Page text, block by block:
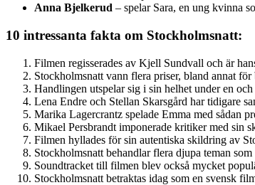
Anna Bjelkerud – spelar Sara, en ung kvinna
10 intressanta fakta om Stockholmsnatt:
Filmen regisserades av Kjell Sundvall och är
Stockholmsnatt vann flera priser, bland annat för
Handlingen utspelar sig i sin helhet under en
Lena Endre och Stellan Skarsgård har tidigare
Marika Lagercrantz spelade Emma med sådan
Mikael Persbrandt imponerade kritiker med sin
Filmen hyllades för sin autentiska skildring av
Stockholmsnatt behandlar flera djupa teman
Soundtracket till filmen blev också mycket
Stockholmsnatt betraktas idag som en svensk